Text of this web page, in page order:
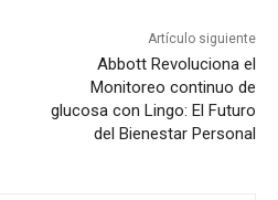
Artículo siguiente
Abbott Revoluciona el
Monitoreo continuo de
glucosa con Lingo: El Futuro
del Bienestar Personal